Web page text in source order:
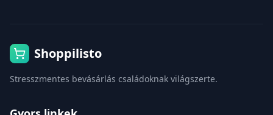
Shoppilisto
Stresszmentes bevásárlás családoknak világszerte.